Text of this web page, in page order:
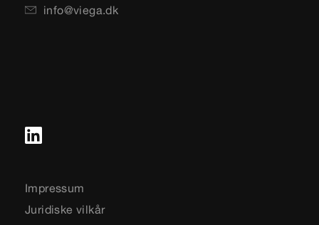
info@viega.dk
Impressum
Juridiske vilkår